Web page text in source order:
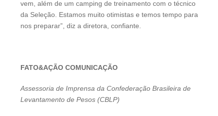
vem, além de um camping de treinamento com o técnico
da Seleção. Estamos muito otimistas e temos tempo para
nos preparar”, diz a diretora, confiante.
FATO&AÇÃO COMUNICAÇÃO
Assessoria de Imprensa da Confederação Brasileira de
Levantamento de Pesos (CBLP)